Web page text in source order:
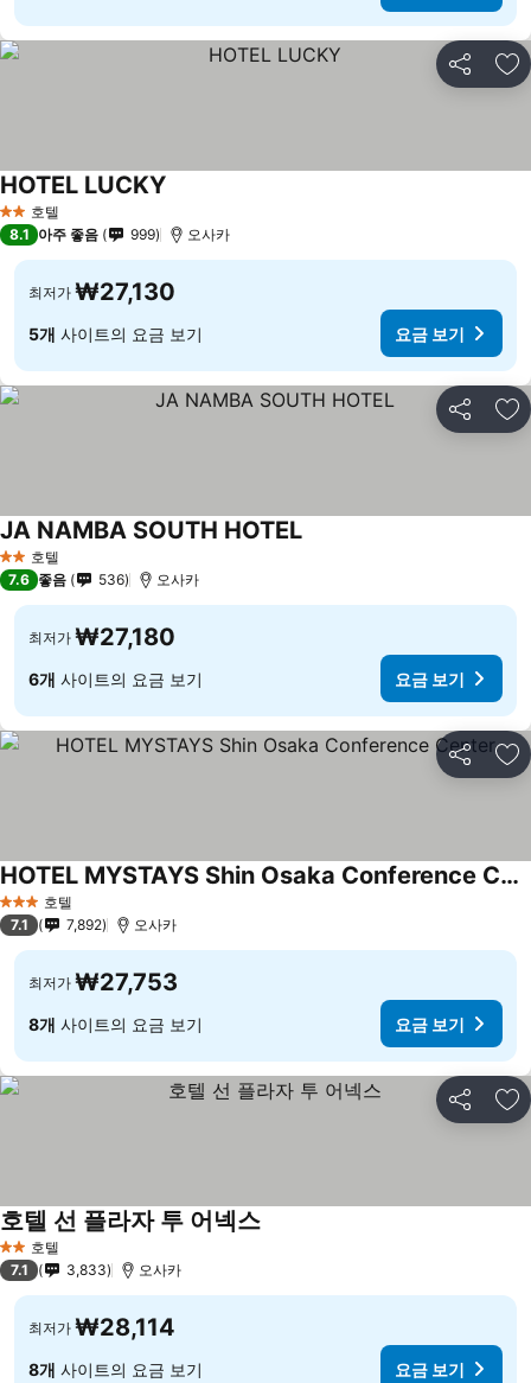
공유 즐
2 성급호텔
HOTEL LUCKY
8.1 아주 좋음 999 오사카
최저가 ₩27,130
5개 사이트의 요금 보기 요금 보기
공유 즐
2 성급호텔
JA NAMBA SOUTH HOTEL요금 보기
7.6 좋음 536 오사카
최저가 ₩27,180
6개 사이트의 요금 보기 요금 보기
공유 즐
3 성급 호텔
HOTEL MYSTAYS Shin Osaka Conference Center
요금 보기
7.1 7,892 오사카
최저가 ₩27,753
8개 사이트의 요금 보기 요금 보기
공유 즐
2 성급호텔
호텔 선 플라자 투 어넥스요금 보기
7.1 3,833 오사카
최저가 ₩28,114
8개 사이트의 요금 보기 요금 보기